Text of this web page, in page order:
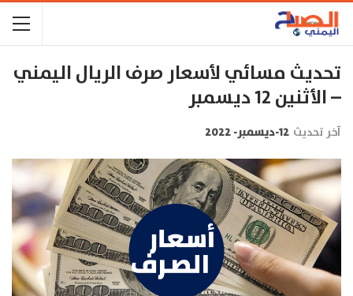
تحديث مسائي لأسعار صرف الريال اليمني
– الأثنين 12 ديسمبر
آخر تحديث 12-ديسمبر- 2022